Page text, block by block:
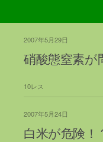
2007年5月29日
硝酸態窒素が
10レス
2007年5月24日
白米が危険！